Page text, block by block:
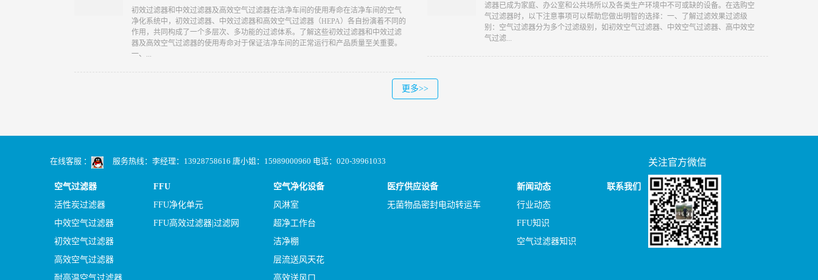
​初效过滤器和中效过滤器及高效空气过滤器在洁净车间的使用寿命在洁净车间的空气
净化系统中，初效过滤器、中效过滤器和高效空气过滤器（HEPA）各自扮演着不同的
作用，共同构成了一个多层次、多功能的过滤体系。了解这些初效过滤器和中效过滤
器及高效空气过滤器的使用寿命对于保证洁净车间的正常运行和产品质量至关重要。
一、...
滤器已成为家庭、办公室和公共场所以及各类生产环境中不可或缺的设备。在选购空
气过滤器时，以下注意事项可以帮助您做出明智的选择：一、了解过滤效果过滤级
别：空气过滤器分为多个过滤级别，如初效空气过滤器、中效空气过滤器、高中效空
气过滤...
更多>>
在线客服 ： 服务热线：李经理：13928758616 唐小姐：15989000960 电话：020-39961033
空气过滤器
活性炭过滤器
中效空气过滤器
初效空气过滤器
高效空气过滤器
耐高温空气过滤器
FFU
FFU净化单元
FFU高效过滤器|过滤网
空气净化设备
风淋室
超净工作台
洁净棚
层流送风天花
高效送风口
医疗供应设备
无菌物品密封电动转运车
新闻动态
行业动态
FFU知识
空气过滤器知识
联系我们
关注官方微信